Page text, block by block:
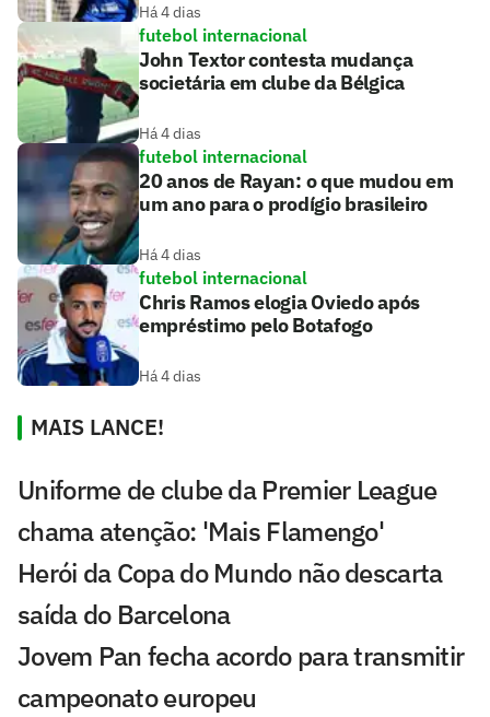
Há 4 dias
futebol internacional
John Textor contesta mudança
societária em clube da Bélgica
Há 4 dias
futebol internacional
20 anos de Rayan: o que mudou em
um ano para o prodígio brasileiro
Há 4 dias
futebol internacional
Chris Ramos elogia Oviedo após
empréstimo pelo Botafogo
Há 4 dias
MAIS LANCE!
Uniforme de clube da Premier League
chama atenção: 'Mais Flamengo'
Herói da Copa do Mundo não descarta
saída do Barcelona
Jovem Pan fecha acordo para transmitir
campeonato europeu